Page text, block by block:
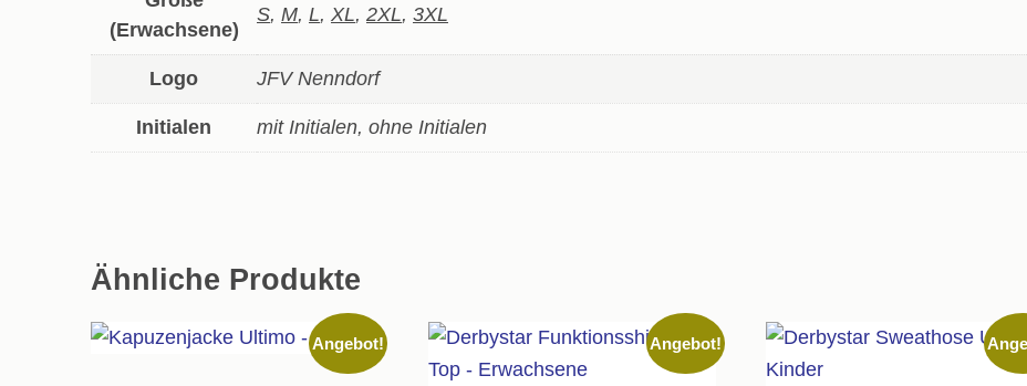
(Erwachsene)
S, M, L, XL, 2XL, 3XL
Logo JFV Nenndorf
Initialen mit Initialen, ohne Initialen
Ähnliche Produkte
Angebot! Angebot!